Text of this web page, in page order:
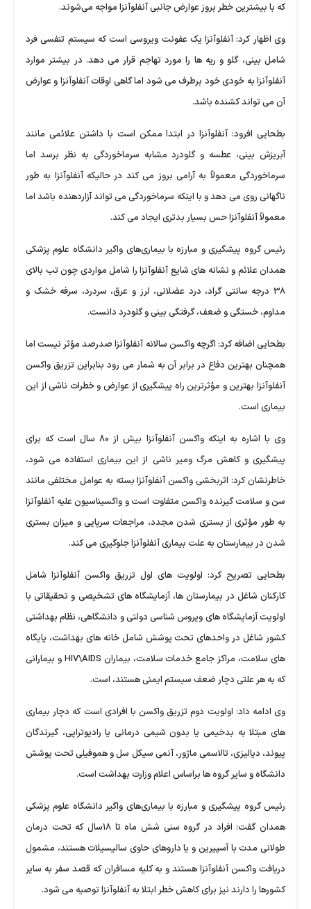
که با بیشترین خطر بروز عوارض جانبی آنفلوآنزا مواجه می‌شوند.
وی اظهار کرد: آنفلوآنزا یک عفونت ویروسی است که سیستم تنفسی فرد
شامل بینی، گلو و ریه ها را مورد تهاجم قرار می دهد. در بیشتر موارد
آنفلوآنزا به خودی خود برطرف می شود اما گاهی اوقات آنفلوآنزا و عوارض
آن می تواند کشنده باشد.
بطحایی افرود: آنفلوآنزا در ابتدا ممکن است با داشتن علائمی مانند
آبریزش بینی، عطسه و گلودرد مشابه سرماخوردگی به نظر برسد اما
سرماخوردگی معمولاً به آرامی بروز می کند در حالیکه آنفلوآنزا به طور
ناگهانی روی می دهد و با اینکه سرماخوردگی می تواند آزاردهنده باشد اما
معمولاً آنفلوآنزا حس بسیار بدتری ایجاد می کند.
رئیس گروه پیشگیری و مبارزه با بیماری‌های واگیر دانشگاه علوم پزشکی
همدان علائم و نشانه های شایع آنفلوآنزا را شامل مواردی چون تب بالای
۳۸ درجه سانتی گراد، درد عضلانی، لرز و عرق، سردرد، سرفه خشک و
مداوم، خستگی و ضعف، گرفتگی بینی و گلودرد دانست.
بطحایی اضافه کرد: اگرچه واکسن سالانه آنفلوآنزا صدرصد مؤثر نیست اما
همچنان بهترین دفاع در برابر آن به شمار می رود بنابراین تزریق واکسن
آنفلوآنزا بهترین و مؤثرترین راه پیشگیری از عوارض و خطرات ناشی از این
بیماری است.
وی با اشاره به اینکه واکسن آنفلوآنزا بیش از ۸۰ سال است که برای
پیشگیری و کاهش مرگ ومیر ناشی از این بیماری استفاده می شود،
خاطرنشان کرد: اثربخشی واکسن آنفلوآنزا بسته به عوامل مختلفی مانند
سن و سلامت گیرنده واکسن متفاوت است و واکسیناسیون علیه آنفلوآنزا
به طور مؤثری از بستری شدن مجدد، مراجعات سرپایی و میزان بستری
شدن در بیمارستان به علت بیماری آنفلوآنزا جلوگیری می کند.
بطحایی تصریح کرد: اولویت های اول تزریق واکسن آنفلوآنزا شامل
کارکنان شاغل در بیمارستان ها، آزمایشگاه های تشخیصی و تحقیقاتی با
اولویت آزمایشگاه های ویروس شناسی دولتی و دانشگاهی، نظام بهداشتی
کشور شاغل در واحدهای تحت پوشش شامل خانه های بهداشت، پایگاه
های سلامت، مراکز جامع خدمات سلامت، بیماران HIV\AIDS و بیمارانی
که به هر علتی دچار ضعف سیستم ایمنی هستند، است.
وی ادامه داد: اولویت دوم تزریق واکسن با افرادی است که دچار بیماری
های مبتلا به بدخیمی یا بدون شیمی درمانی یا رادیوتراپی، گیرندگان
پیوند، دیالیزی، تالاسمی ماژور، آنمی سیکل سل و هموفیلی تحت پوشش
دانشگاه و سایر گروه ها براساس اعلام وزارت بهداشت است.
رئیس گروه پیشگیری و مبارزه با بیماری‌های واگیر دانشگاه علوم پزشکی
همدان گفت: افراد در گروه سنی شش ماه تا ۱۸سال که تحت درمان
طولانی مدت با آسپیرین و یا داروهای حاوی سالیسیلات هستند، مشمول
دریافت واکسن آنفلوآنزا هستند و به کلیه مسافران که قصد سفر به سایر
کشورها را دارند نیز برای کاهش خطر ابتلا به آنفلوآنزا توصیه می شود.